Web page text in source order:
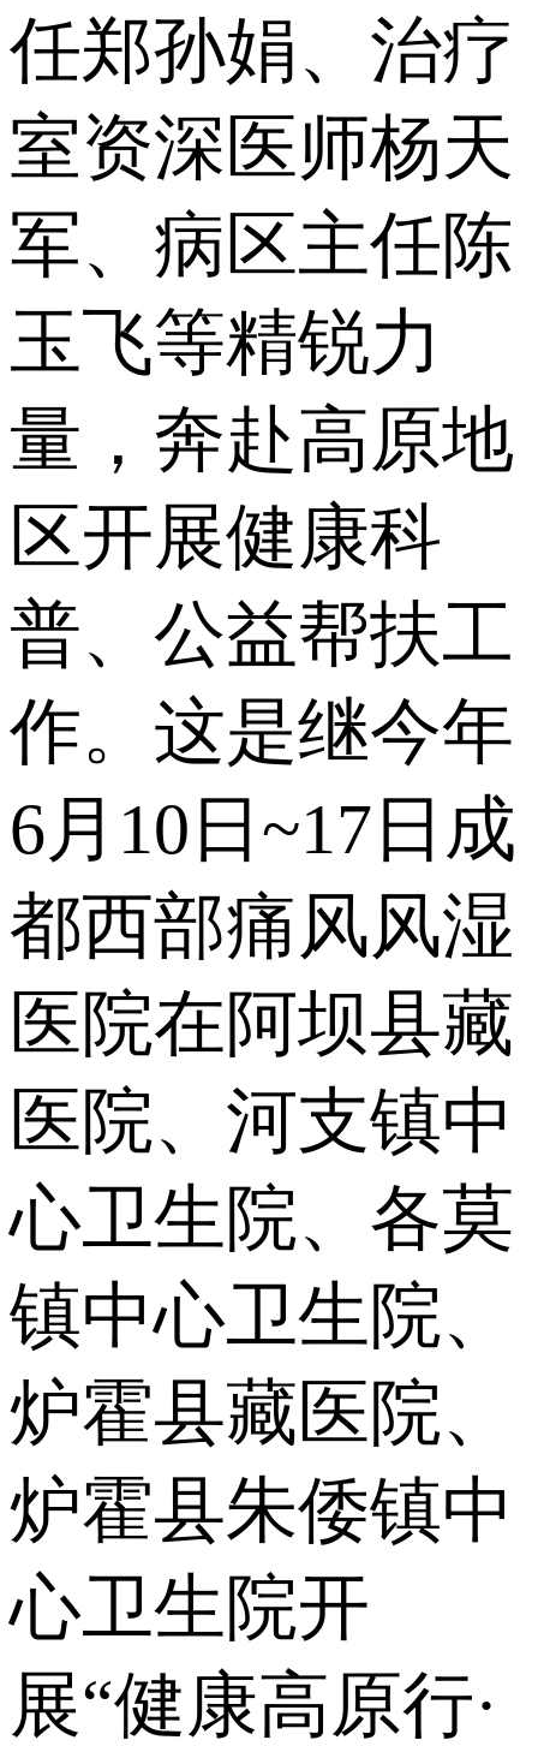
任郑孙娟、治疗
室资深医师杨天
军、病区主任陈
玉飞等精锐力
量，奔赴高原地
区开展健康科
普、公益帮扶工
作。这是继今年
6月10日~17日成
都西部痛风风湿
医院在阿坝县藏
医院、河支镇中
心卫生院、各莫
镇中心卫生院、
炉霍县藏医院、
炉霍县朱倭镇中
心卫生院开
展“健康高原行·